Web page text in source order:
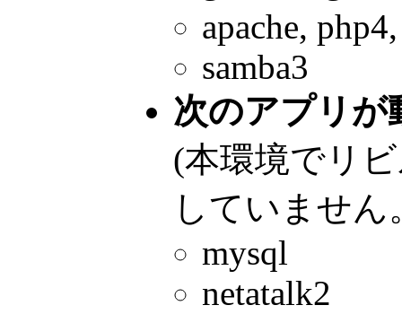
apache,
samba3
次のアプリが
(本環境でリ
していません
mysql
netatalk2